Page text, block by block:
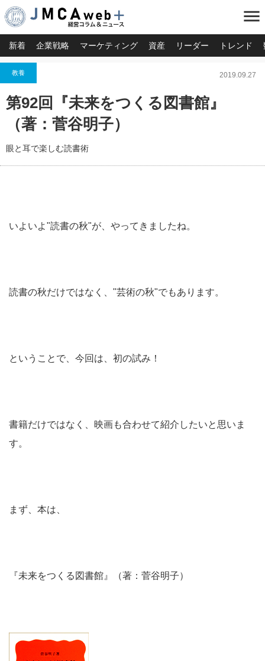
menu
新着 企業戦略 マーケティング 資産 リーダー トレンド
教養 2019.09.27
第92回『未来をつくる図書館』
（著：菅谷明子）
眼と耳で楽しむ読書術
いよいよ"読書の秋"が、やってきましたね。
読書の秋だけではなく、"芸術の秋"でもあります。
ということで、今回は、初の試み！
書籍だけではなく、映画も合わせて紹介したいと思いま
す。
まず、本は、
『未来をつくる図書館』（著：菅谷明子）